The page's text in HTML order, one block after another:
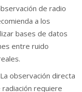
de radio
a los
bases de datos
entre ruido
La observación directa
requiere